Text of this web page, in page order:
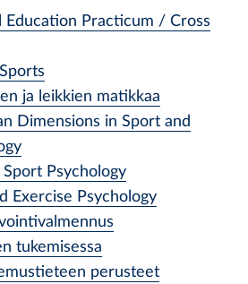
Education Practicum / Cross
ja leikkien matikkaa
Dimensions in Sport and
Psychology
Exercise Psychology
tukemisessa
perusteet